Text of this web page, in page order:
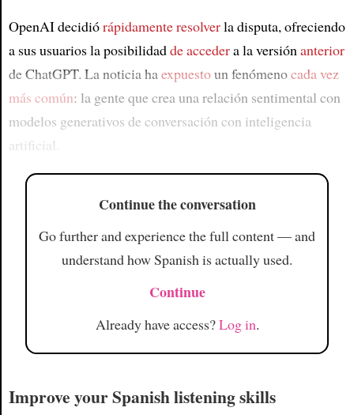
OpenAI decidiórápidamente resolverla disputa, ofreciendo
a sus usuarios la posibilidadde accedera la versión anterior
de ChatGPT. La noticia ha expuestoun fenómenocada vez
más común: la gente que crea una relación sentimental con
modelos generativos de conversación con inteligencia
artificial.
Continue the conversation
Go further and experience the full content — and
understand how Spanish is actually used.
Continue
Already have access?Log in.
Improve your Spanish listening skills